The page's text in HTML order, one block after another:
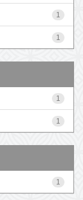
1
1
1
1
1